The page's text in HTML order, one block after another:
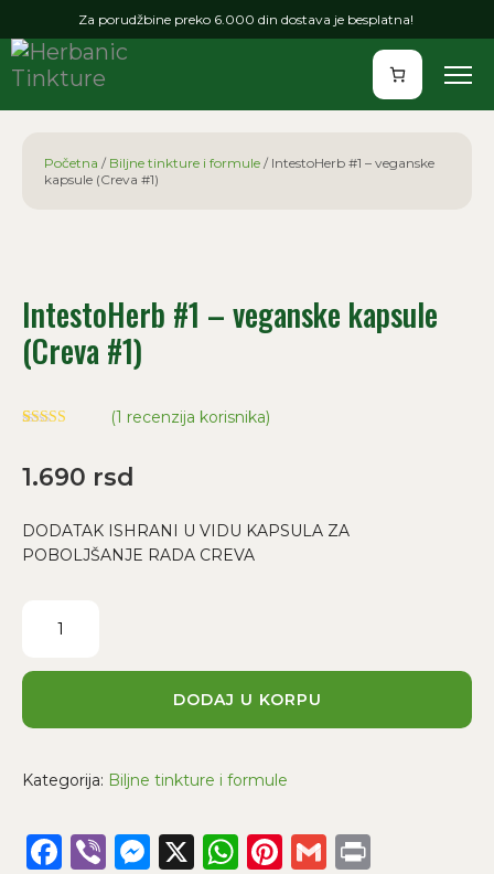
Za porudžbine preko 6.000 din dostava je besplatna!
Početna / Biljne tinkture i formule / IntestoHerb #1 – veganske
kapsule (Creva #1)
IntestoHerb #1 – veganske kapsule
(Creva #1)
osnovu
ocene kupca
(1 recenzija korisnika)
1.690 rsd
DODATAK ISHRANI U VIDU KAPSULA ZA
POBOLJŠANJE RADA CREVA
veganske
#1)
DODAJ U KORPU
Kategorija: Biljne tinkture i formule
Facebook
ViberMessenger
X WhatsApp
Pinterest
Gmail